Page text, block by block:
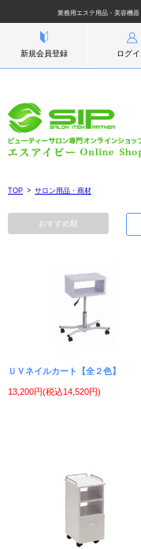
業務用エステ用品・美容機
新規会員登録 ログイ
TOP サロン用品・商材
おすすめ順
ＵＶネイルカート【全２色】
13,200円(税込14,520円)